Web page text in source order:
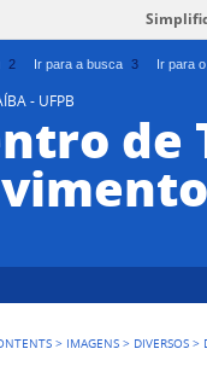
2 Ir para a busca 3 Ir para
- UFPB
> IMAGENS > DIVERSOS >